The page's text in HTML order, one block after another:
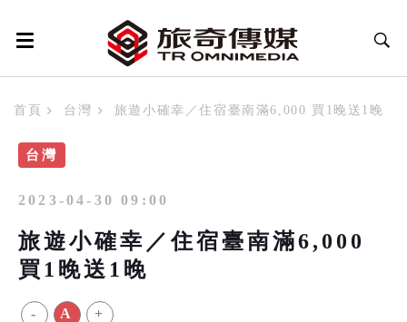
首頁 台灣 旅遊小確幸／住宿臺南滿6,000 買1晚送1晚
台灣
2023-04-30 09:00
旅遊小確幸／住宿臺南滿6,000
買1晚送1晚
- A +